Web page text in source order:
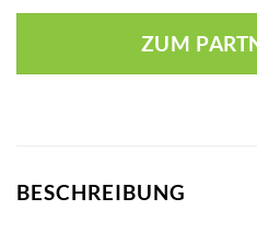
ZUM
BESCHREIBUNG